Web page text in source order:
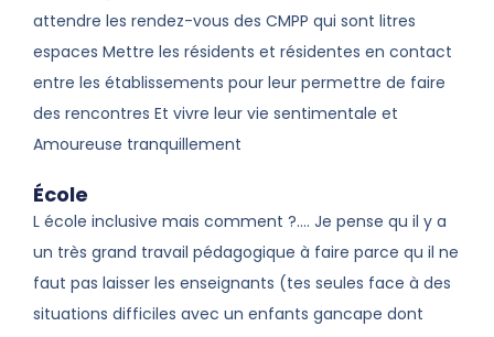
attendre les rendez-vous des CMPP qui sont litres
espaces Mettre les résidents et résidentes en contact
entre les établissements pour leur permettre de faire
des rencontres Et vivre leur vie sentimentale et
Amoureuse tranquillement
École
L école inclusive mais comment ?…. Je pense qu il y a
un très grand travail pédagogique à faire parce qu il ne
faut pas laisser les enseignants (tes seules face à des
situations difficiles avec un enfants gancape dont